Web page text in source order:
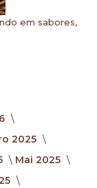
em sabores,
2025
Mai 2025